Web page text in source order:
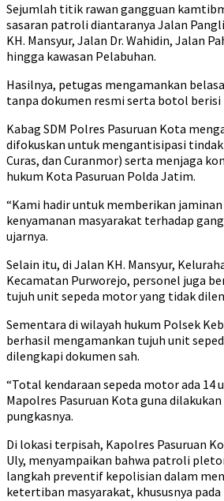
Sejumlah titik rawan gangguan
sasaran patroli diantaranya Jalan
KH. Mansyur, Jalan Dr. Wahidin, Jalan
hingga kawasan Pelabuhan.
Hasilnya, petugas mengamankan
tanpa dokumen resmi serta botol berisi
Kabag SDM Polres Pasuruan Kota
difokuskan untuk mengantisipasi tindak
Curas, dan Curanmor) serta menjaga
hukum Kota Pasuruan Polda Jatim.
“Kami hadir untuk memberikan jaminan
kenyamanan masyarakat terhadap
ujarnya.
Selain itu, di Jalan KH. Mansyur,
Kecamatan Purworejo, personel juga
tujuh unit sepeda motor yang tidak
Sementara di wilayah hukum Polsek
berhasil mengamankan tujuh unit
dilengkapi dokumen sah.
“Total kendaraan sepeda motor ada 14
Mapolres Pasuruan Kota guna dilakukan
pungkasnya.
Di lokasi terpisah, Kapolres Pasuruan
Uly, menyampaikan bahwa patroli
langkah preventif kepolisian dalam
ketertiban masyarakat, khususnya